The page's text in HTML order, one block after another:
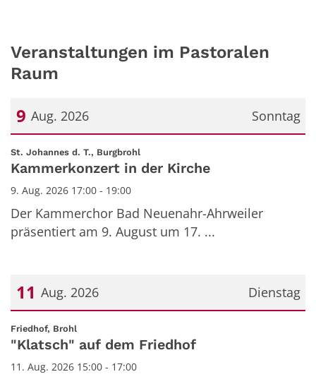
Veranstaltungen im Pastoralen
Raum
Sonntag
9 Aug. 2026
Datum: 9. August 2026
St. Johannes d. T., Burgbrohl:
Kammerkonzert in der Kirche
9. Aug. 2026 17:00 - 19:00
Der Kammerchor Bad Neuenahr-Ahrweiler
präsentiert am 9. August um 17. ...
Dienstag
11 Aug. 2026
Datum: 11. August 2026
Friedhof, Brohl:
"Klatsch" auf dem Friedhof
11. Aug. 2026 15:00 - 17:00